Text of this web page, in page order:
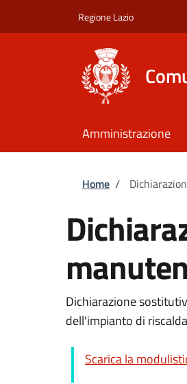
Regione Lazio
Amministrazione
Briciole
Home /
Dichiarazione
dell'impianto di
Scarica la